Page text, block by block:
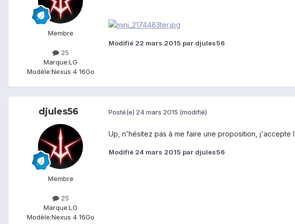
Membre
25
Marque:LG
Modèle:Nexus 4 16Go
Modifié 22 mars 2015 par djules56
djules56
Membre
25
Marque:LG
Modèle:Nexus 4 16Go
Posté(e) 24 mars 2015 (modifié)
Up, n'hésitez pas à me faire une proposition, j'accepte
Modifié 24 mars 2015 par djules56